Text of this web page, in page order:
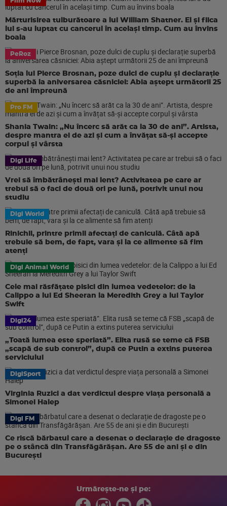
Mărturisirea tulburătoare a lui William Shatner. El și fiica
lui s-au luptat cu cancerul în același timp. Cum au învins
boala
PeRoz
Soția lui Pierce Brosnan, poze dulci de cuplu și declarație
superbă la aniversarea căsniciei: Abia aștept următorii 25
de ani împreună
Pro FM
Shania Twain: „Nu încerc să arăt ca la 30 de ani”. Artista,
despre mantra ei de azi și cum a învățat să-și accepte
corpul și vârsta
Digi Life
Vrei să îmbătrânești mai lent? Activitatea pe care ar
trebui să o faci de două ori pe lună, potrivit unui nou
studiu
Digi World
Rinichii, printre primii afectați de caniculă. Câtă apă
trebuie să bem, de fapt, vara și la ce alimente să fim
atenți
Digi Animal World
Cele mai răsfățate pisici din lumea vedetelor: de la
Calippo a lui Ed Sheeran la Meredith Grey a lui Taylor
Swift
Digi24
„Toată lumea este speriată”. Elita rusă se teme că FSB
„scapă de sub control”, după ce Putin a extins puterea
serviciului
DigiSport
Virginia Ruzici a dat verdictul despre viața personală a
Simonei Halep
Digi FM
Ce riscă bărbatul care a desenat o declarație de dragoste
pe o stâncă din Transfăgărășan. Are 55 de ani și e din
București
Urmărește-ne și pe: